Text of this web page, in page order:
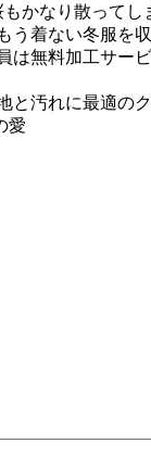
かなり散って
う着ない冬服
は無料加工サー
と汚れに最適の
愛